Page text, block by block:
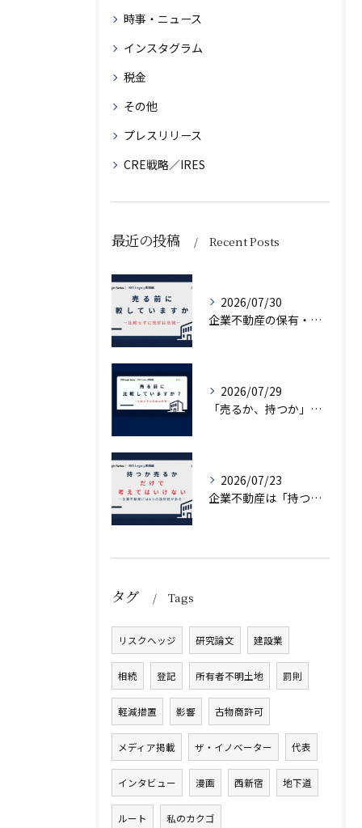
時事・ニュース
インスタグラム
税金
その他
プレスリリース
CRE戦略／IRES
最近の投稿 Recent Posts
2026/07/30
企業不動産の保有・活用・売却・組み換えをどう比較するか｜CRE戦略の8つの評価軸
2026/07/29
「売るか、持つか」で悩んでいませんか？
2026/07/23
企業不動産は「持つか売るか」だけではない｜CRE戦略で考える4つの意思決定
タグ Tags
リスクヘッジ 研究論文 建設業
相続 登記 所有者不明土地 罰則
軽減措置 影響 古物商許可
メディア掲載 ザ・イノベーター 代表
インタビュー 漫画 西新宿 地下道
ルート 私のカクゴ